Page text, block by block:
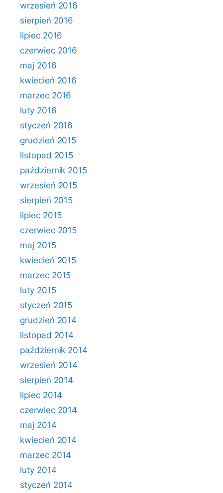
wrzesień 2016
sierpień 2016
lipiec 2016
czerwiec 2016
maj 2016
kwiecień 2016
marzec 2016
luty 2016
styczeń 2016
grudzień 2015
listopad 2015
październik 2015
wrzesień 2015
sierpień 2015
lipiec 2015
czerwiec 2015
maj 2015
kwiecień 2015
marzec 2015
luty 2015
styczeń 2015
grudzień 2014
listopad 2014
październik 2014
wrzesień 2014
sierpień 2014
lipiec 2014
czerwiec 2014
maj 2014
kwiecień 2014
marzec 2014
luty 2014
styczeń 2014